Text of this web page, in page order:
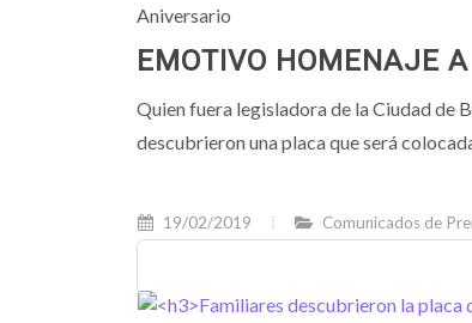
Aniversario
EMOTIVO HOMENAJE
Quien fuera legisladora de la Ciudad de
descubrieron una placa que será
19/02/2019 Comunicados de